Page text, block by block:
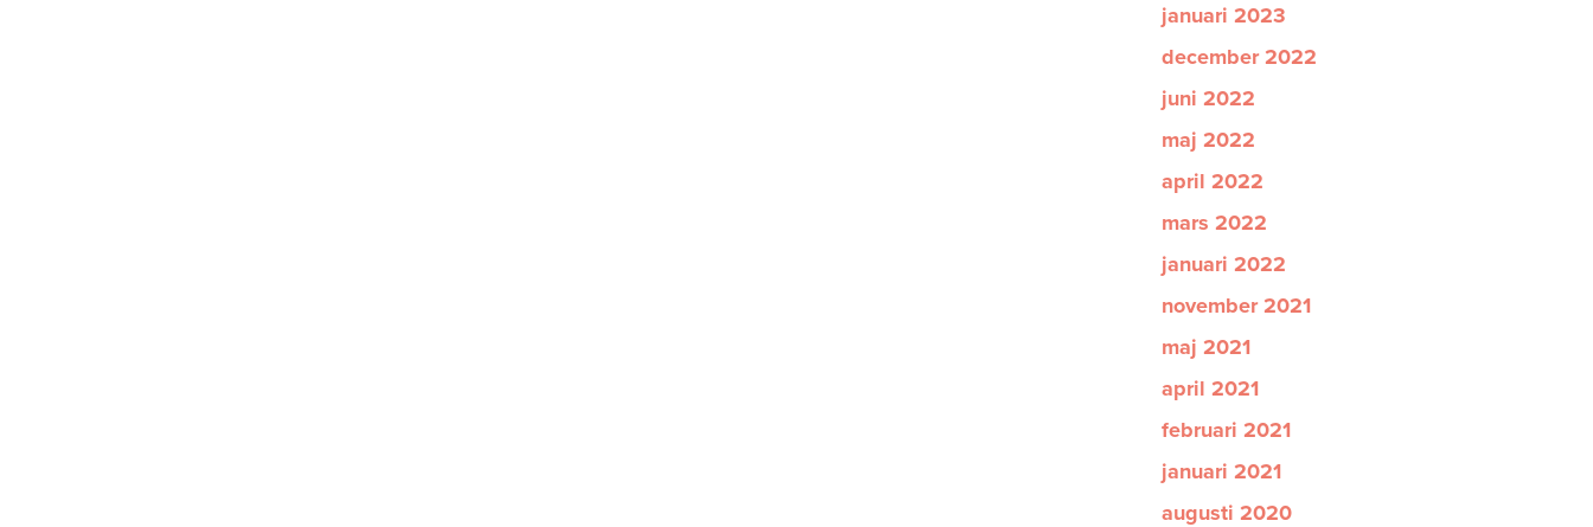
januari 2023
december 2022
juni 2022
maj 2022
april 2022
mars 2022
januari 2022
november 2021
maj 2021
april 2021
februari 2021
januari 2021
augusti 2020